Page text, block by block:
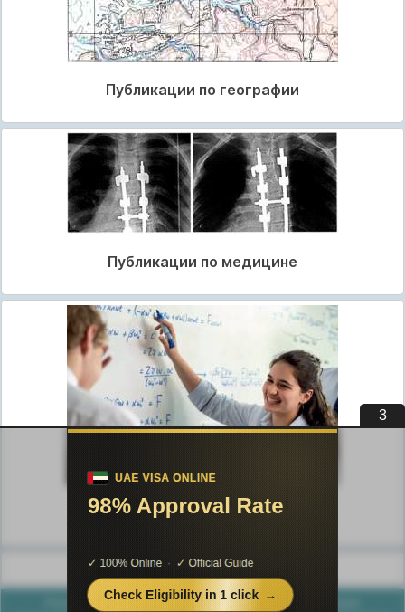
Публикации по географии
Публикации по медицине
Публикации по педагогике
Разделы публикаций
Poznayka.org - Познайка.Орг - 2016-2026 год. Материал
2